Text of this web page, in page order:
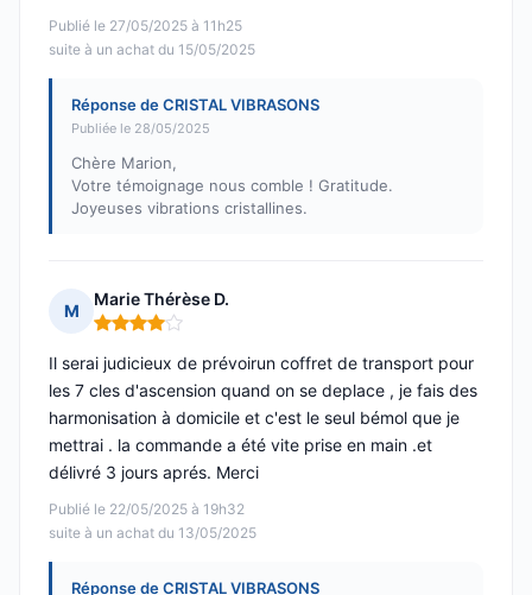
Publié le 27/05/2025 à 11h25
suite à un achat du 15/05/2025
Réponse de CRISTAL VIBRASONS
Publiée le 28/05/2025
Chère Marion,
Votre témoignage nous comble ! Gratitude.
Joyeuses vibrations cristallines.
M
Marie Thérèse D.
Note : 4 sur 5
Publié le 22/05/2025 à 19h32
suite à un achat du 13/05/2025
Il serai judicieux de prévoirun coffret de transport pour
les 7 cles d'ascension quand on se deplace , je fais des
harmonisation à domicile et c'est le seul bémol que je
mettrai . la commande a été vite prise en main .et
délivré 3 jours aprés. Merci
Réponse de CRISTAL VIBRASONS